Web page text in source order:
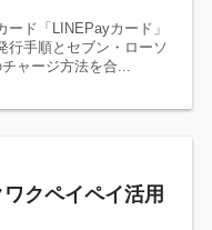
ド「LINEPayカード」
行手順とセブン・ローソ
ャージ方法を合...
クペイペイ活用